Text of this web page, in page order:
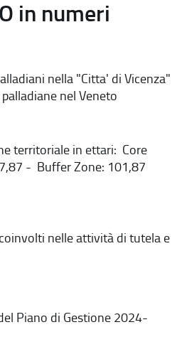
in numeri
nella "Citta' di Vicenza"
nel Veneto
territoriale in ettari: Core
- Buffer Zone: 101,87
nelle attività di tutela e
Piano di Gestione 2024-